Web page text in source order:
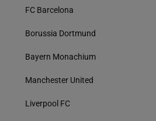
FC Barcelona
Borussia Dortmund
Bayern Monachium
Manchester United
Liverpool FC